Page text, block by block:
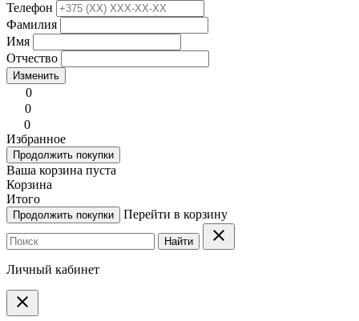
Телефон
Фамилия
Имя
Отчество
Изменить
0
0
0
Избранное
Продолжить покупки
Ваша корзина пуста
Корзина
Итого
Продолжить покупки Перейти в корзину
Найти clear
Личный кабинет
clear